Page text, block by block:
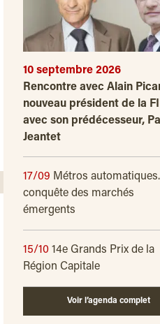
10 septembre 2026
Rencontre avec Alain
nouveau président de la
avec son prédécesseur,
Jeantet
17/09 Métros
conquête des marchés
émergents
15/10 14e Grands Prix de la
Région Capitale
Voir l’agenda complet